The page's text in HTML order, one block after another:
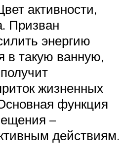
активности,
Призван
энергию
в такую ванную,
жизненных
функция
–
действиям.